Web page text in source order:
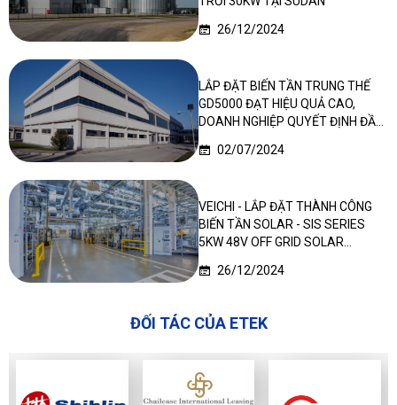
26/12/2024
LẮP ĐẶT BIẾN TẦN TRUNG THẾ
GD5000 ĐẠT HIỆU QUẢ CAO,
DOANH NGHIỆP QUYẾT ĐỊNH ĐẦU
02/07/2024
VEICHI - LẮP ĐẶT THÀNH CÔNG
BIẾN TẦN SOLAR - SIS SERIES
5KW 48V OFF GRID SOLAR
26/12/2024
ĐỐI TÁC CỦA ETEK